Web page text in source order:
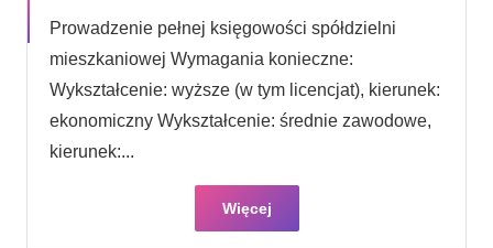
Prowadzenie pełnej księgowości spółdzielni
mieszkaniowej Wymagania konieczne:
Wykształcenie: wyższe (w tym licencjat), kierunek:
ekonomiczny Wykształcenie: średnie zawodowe,
kierunek:...
Więcej